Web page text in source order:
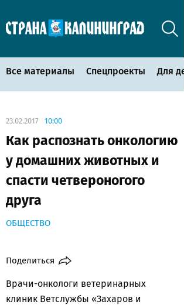
Все материалы Спецпроекты Для
23.02.2017 10:00
Как распознать онкологию
у домашних животных и
спасти четвероногого
друга
ОБЩЕСТВО
Поделиться
Врачи-онкологи ветеринарных
клиник Ветслужбы «Захаров и